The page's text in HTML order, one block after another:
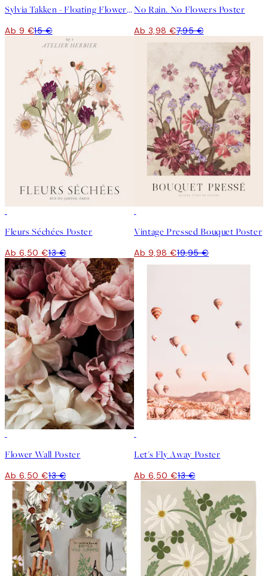
Sylvia Takken - Floating Flowers Poster
Ab 9 €15 €
No Rain. No Flowers Poster
Ab 3,98 €7,95 €
Fleurs Séchées Poster
Ab 6,50 €13 €
Vintage Pressed Bouquet Poster
Ab 9,98 €19,95 €
Flower Wall Poster
Ab 6,50 €13 €
Let's Fly Away Poster
Ab 6,50 €13 €